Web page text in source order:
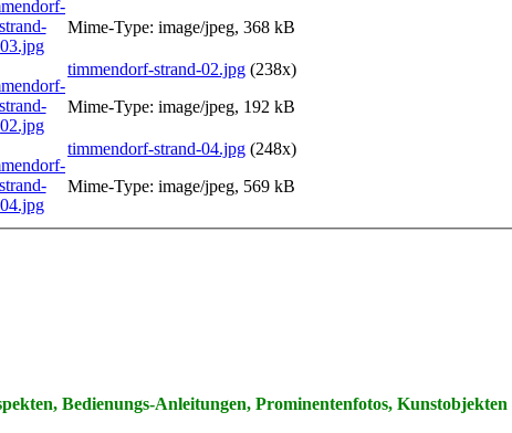
Mime-Type: image/jpeg, 368 kB
timmendorf-strand-02.jpg (238x)
Mime-Type: image/jpeg, 192 kB
timmendorf-strand-04.jpg (248x)
Mime-Type: image/jpeg, 569 kB
Bedienungs-Anleitungen, Prominentenfotos,